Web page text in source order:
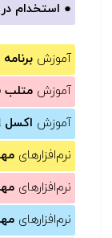
● استخدام
آموزش
آموزش متلب Matlab
آموزش اکسل Excel
نرم‌افزارهای
نرم‌افزارهای
نرم‌افزارهای